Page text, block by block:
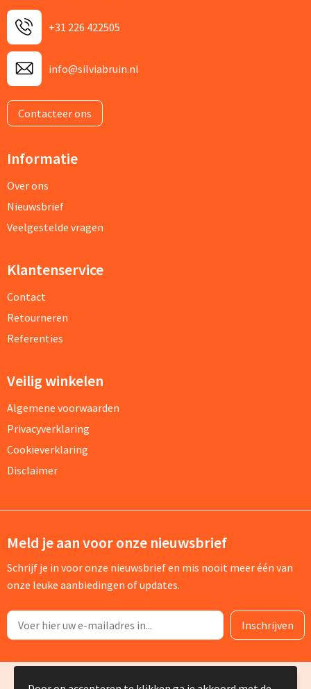
+31 226 422505
info@silviabruin.nl
Contacteer ons
Informatie
Over ons
Nieuwsbrief
Veelgestelde vragen
Klantenservice
Contact
Retourneren
Referenties
Veilig winkelen
Algemene voorwaarden
Privacyverklaring
Cookieverklaring
Disclaimer
Meld je aan voor onze nieuwsbrief
Schrijf je in voor onze nieuwsbrief en mis nooit meer één van
onze leuke aanbiedingen of updates.